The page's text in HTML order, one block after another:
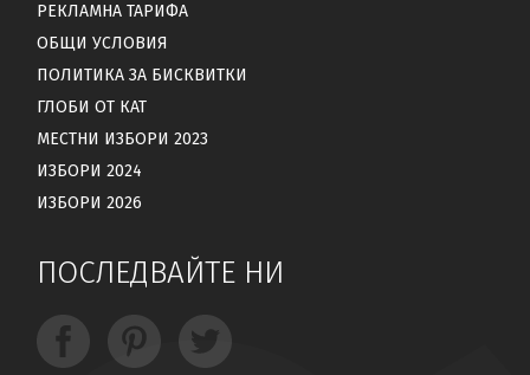
РЕКЛАМНА ТАРИФА
ОБЩИ УСЛОВИЯ
ПОЛИТИКА ЗА БИСКВИТКИ
ГЛОБИ ОТ КАТ
МЕСТНИ ИЗБОРИ 2023
ИЗБОРИ 2024
ИЗБОРИ 2026
ПОСЛЕДВАЙТЕ НИ